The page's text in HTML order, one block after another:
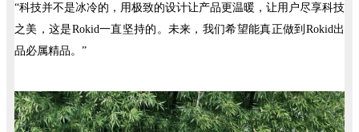
“科技并不是冰冷的，用极致的设计让产品更温暖，让用户尽享科技
之美，这是Rokid一直坚持的。未来，我们希望能真正做到Rokid出
品必属精品。”